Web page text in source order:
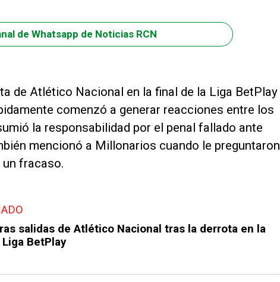
de Whatsapp de Noticias RCN
de Atlético Nacional en la final de la Liga BetPlay
comenzó a generar reacciones entre los
la responsabilidad por el penal fallado ante
mencionó a Millonarios cuando le preguntaron
fracaso.
salidas de Atlético Nacional tras la derrota en la
BetPlay